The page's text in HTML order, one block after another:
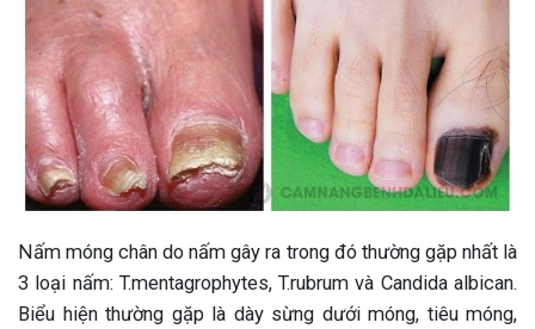
Nấm móng chân do nấm gây ra trong đó thường gặp nhất là
3 loại nấm: T.mentagrophytes, T.rubrum và Candida albican.
Biểu hiện thường gặp là dày sừng dưới móng, tiêu móng,